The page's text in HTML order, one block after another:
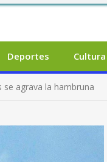
Deportes Cultura
se agrava la hambruna